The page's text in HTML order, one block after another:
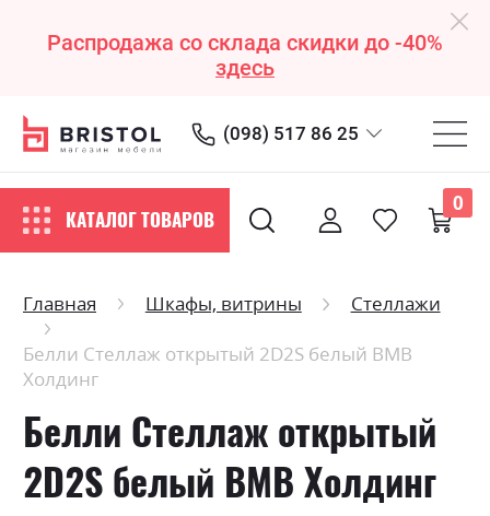
Распродажа со склада скидки до -40%
здесь
(098) 517 86 25
КАТАЛОГ ТОВАРОВ
0
Главная Шкафы, витрины
Стеллажи
Белли Стеллаж открытый 2D2S белый ВМВ
Холдинг
Белли Стеллаж открытый
2D2S белый ВМВ Холдинг